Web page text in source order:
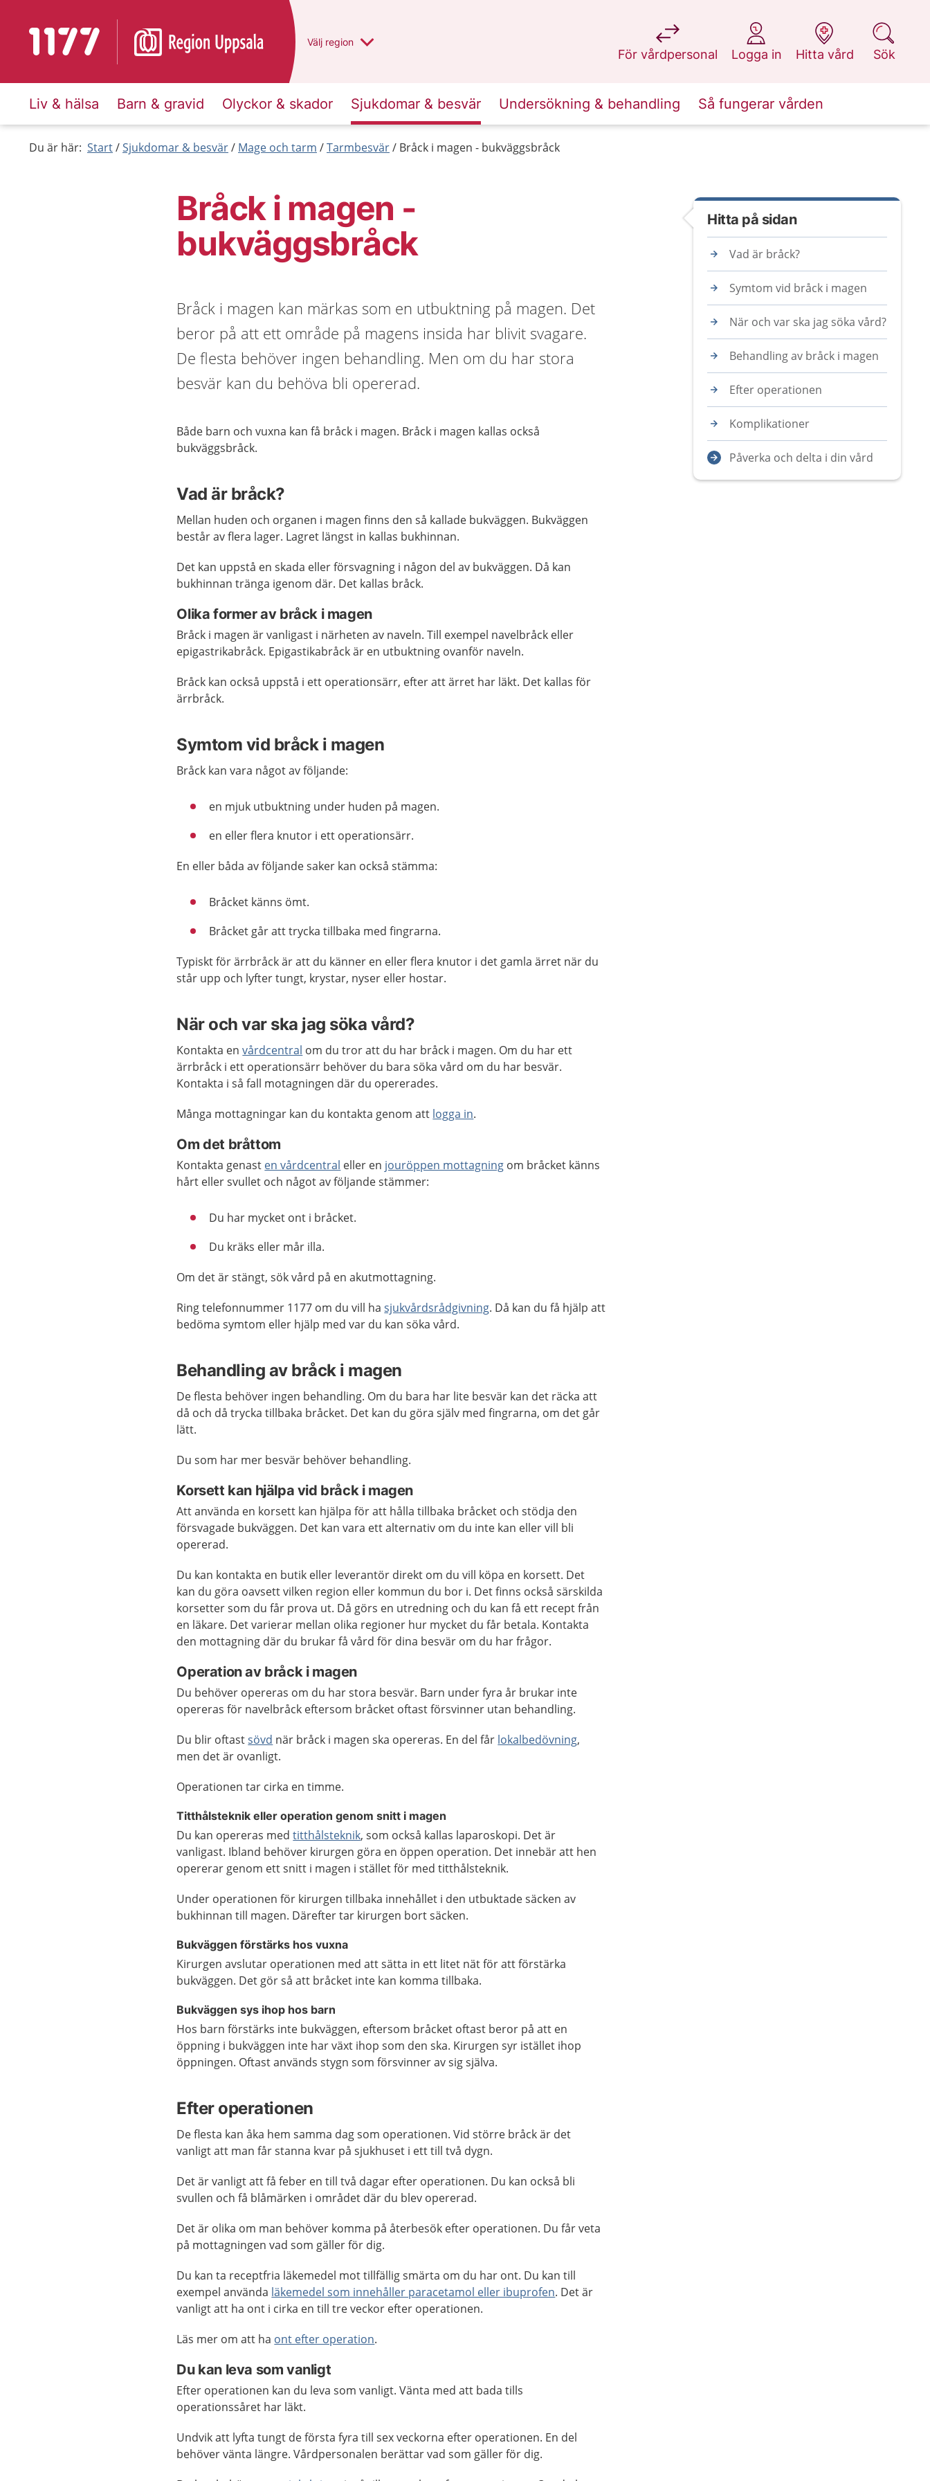
Till startsidan för 1177 Du har valt region
Välj en annan
region
För vårdpersonal
på 1177.se
Logga in
på 1177.se
Hitta vård
på 1177.se
Sök
på 1177.se
Liv & hälsa Barn & gravid Olyckor & skador Sjukdomar & besvär Undersökning & behandling Så fungerar vården
Du är här: Start Sjukdomar & besvär Mage och tarm Tarmbesvär Bråck i magen - bukväggsbråck
Bråck i magen -
bukväggsbråck
Bråck i magen kan märkas som en utbuktning på magen. Det
beror på att ett område på magens insida har blivit svagare.
De flesta behöver ingen behandling. Men om du har stora
besvär kan du behöva bli opererad.
Både barn och vuxna kan få bråck i magen. Bråck i magen kallas också
bukväggsbråck.
Vad är bråck?
Mellan huden och organen i magen finns den så kallade bukväggen. Bukväggen
består av flera lager. Lagret längst in kallas bukhinnan.
Det kan uppstå en skada eller försvagning i någon del av bukväggen. Då kan
bukhinnan tränga igenom där. Det kallas bråck.
Olika former av bråck i magen
Bråck i magen är vanligast i närheten av naveln. Till exempel navelbråck eller
epigastrikabråck. Epigastikabråck är en utbuktning ovanför naveln.
Bråck kan också uppstå i ett operationsärr, efter att ärret har läkt. Det kallas för
ärrbråck.
Symtom vid bråck i magen
Bråck kan vara något av följande:
en mjuk utbuktning under huden på magen.
en eller flera knutor i ett operationsärr.
En eller båda av följande saker kan också stämma:
Bråcket känns ömt.
Bråcket går att trycka tillbaka med fingrarna.
Typiskt för ärrbråck är att du känner en eller flera knutor i det gamla ärret när du
står upp och lyfter tungt, krystar, nyser eller hostar.
När och var ska jag söka vård?
Kontakta envårdcentral om du tror att du har bråck i magen. Om du har ett
ärrbråck i ett operationsärr behöver du bara söka vård om du har besvär.
Kontakta i så fall motagningen där du opererades.
Många mottagningar kan du kontakta genom att logga in.
Om det bråttom
Kontakta genast en vårdcentral eller en jouröppen mottagning om bråcket känns
hårt eller svullet och något av följande stämmer:
Du har mycket ont i bråcket.
Du kräks eller mår illa.
Om det är stängt, sök vård på en akutmottagning.
Ring telefonnummer 1177 om du vill hasjukvårdsrådgivning. Då kan du få hjälp att
bedöma symtom eller hjälp med var du kan söka vård.
Behandling av bråck i magen
De flesta behöver ingen behandling. Om du bara har lite besvär kan det räcka att
då och då trycka tillbaka bråcket. Det kan du göra själv med fingrarna, om det går
lätt.
Du som har mer besvär behöver behandling.
Korsett kan hjälpa vid bråck i magen
Att använda en korsett kan hjälpa för att hålla tillbaka bråcket och stödja den
försvagade bukväggen. Det kan vara ett alternativ om du inte kan eller vill bli
opererad.
Du kan kontakta en butik eller leverantör direkt om du vill köpa en korsett. Det
kan du göra oavsett vilken region eller kommun du bor i. Det finns också särskilda
korsetter som du får prova ut. Då görs en utredning och du kan få ett recept från
en läkare. Det varierar mellan olika regioner hur mycket du får betala. Kontakta
den mottagning där du brukar få vård för dina besvär om du har frågor.
Operation av bråck i magen
Du behöver opereras om du har stora besvär. Barn under fyra år brukar inte
opereras för navelbråck eftersom bråcket oftast försvinner utan behandling.
Du blir oftastsövd när bråck i magen ska opereras. En del får lokalbedövning,
men det är ovanligt.
Operationen tar cirka en timme.
Titthålsteknik elleroperation genom snitt i magen
Du kan opereras medtitthålsteknik, som också kallas laparoskopi. Det är
vanligast. Ibland behöver kirurgen göra en öppen operation. Det innebär att hen
opererar genom ett snitt i magen i stället för med titthålsteknik.
Under operationen för kirurgen tillbaka innehållet i den utbuktade säcken av
bukhinnan till magen. Därefter tar kirurgen bort säcken.
Bukväggen förstärks hos vuxna
Kirurgen avslutar operationen med att sätta in ett litet nät för att förstärka
bukväggen. Det gör så att bråcket inte kan komma tillbaka.
Bukväggen sys ihop hos barn
Hos barn förstärks inte bukväggen, eftersom bråcket oftast beror på att en
öppning i bukväggen inte har växt ihop som den ska. Kirurgen syr istället ihop
öppningen. Oftast används stygn som försvinner av sig själva.
Efter operationen
De flesta kan åka hem samma dag som operationen. Vid större bråck är det
vanligt att man får stanna kvar på sjukhuset i ett till två dygn.
Det är vanligt att få feber en till två dagar efter operationen. Du kan också bli
svullen och få blåmärken i området där du blev opererad.
Det är olika om man behöver komma på återbesök efter operationen. Du får veta
på mottagningen vad som gäller för dig.
Du kan ta receptfria läkemedel mot tillfällig smärta om du har ont. Du kan till
exempel använda läkemedel som innehåller paracetamol eller ibuprofen. Det är
vanligt att ha ont i cirka en till tre veckor efter operationen.
Läs mer om att ha ont efter operation.
Du kan leva som vanligt
Efter operationen kan du leva som vanligt. Vänta med att bada tills
operationssåret har läkt.
Undvik att lyfta tungt de första fyra till sex veckorna efter operationen. En del
behöver vänta längre. Vårdpersonalen berättar vad som gäller för dig.
Hitta på sidan
Vad är bråck?
Symtom vid bråck i magen
När och var ska jag söka vård?
Behandling av bråck i magen
Efter operationen
Komplikationer
Påverka och delta i din vård